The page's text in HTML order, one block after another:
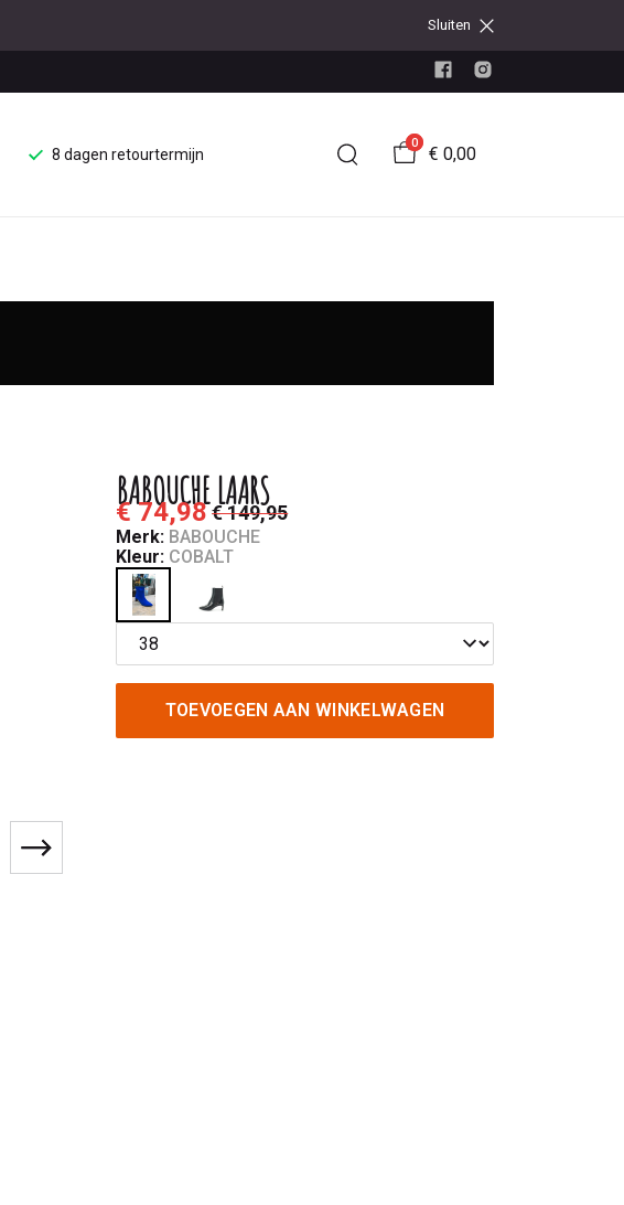
Sluiten
8 dagen retourtermijn
0
€ 0,00
BABOUCHE LAARS
€ 74,98€ 149,95
Merk: BABOUCHE
Kleur: COBALT
TOEVOEGEN AAN WINKELWAGEN